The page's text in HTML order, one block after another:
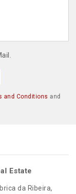
and Conditions and
Estate
da Ribeira,